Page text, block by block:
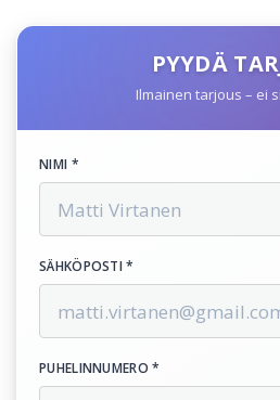
PYYDÄ
Ilmainen tarjous – ei
NIMI *
SÄHKÖPOSTI *
PUHELINNUMERO *